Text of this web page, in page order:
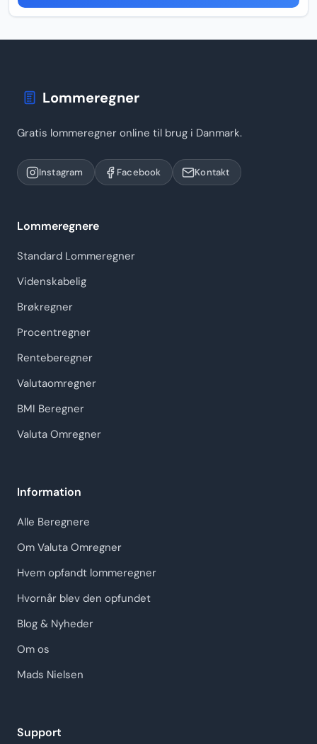
Lommeregner
Gratis lommeregner online til brug i Danmark.
Instagram Facebook Kontakt
Lommeregnere
Standard Lommeregner
Videnskabelig
Brøkregner
Procentregner
Renteberegner
Valutaomregner
BMI Beregner
Valuta Omregner
Information
Alle Beregnere
Om Valuta Omregner
Hvem opfandt lommeregner
Hvornår blev den opfundet
Blog & Nyheder
Om os
Mads Nielsen
Support